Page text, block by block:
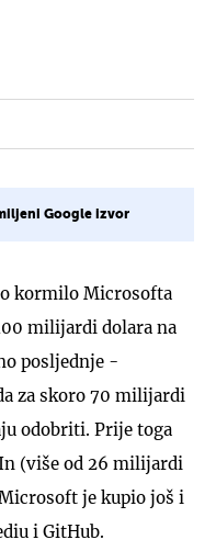
Google izvor
kormilo Microsofta
milijardi dolara na
posljednje -
za skoro 70 milijardi
odobriti. Prije toga
(više od 26 milijardi
je kupio još i
i GitHub.